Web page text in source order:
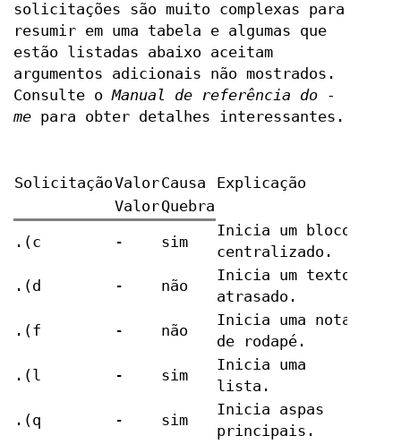
solicitações são muito complexas para
resumir em uma tabela e algumas que
estão listadas abaixo aceitam
argumentos adicionais não mostrados.
Consulte oManual de referência do -
me para obter detalhes interessantes.
SolicitaçãoValorCausa
Explicação
ValorQuebra
.(c - sim
Inicia um bloco
centralizado.
.(d
- não
Inicia um texto
atrasado.
.(f
- não
Inicia uma nota
de rodapé.
.(l
- sim
Inicia uma
lista.
.(q
- sim
Inicia aspas
principais.